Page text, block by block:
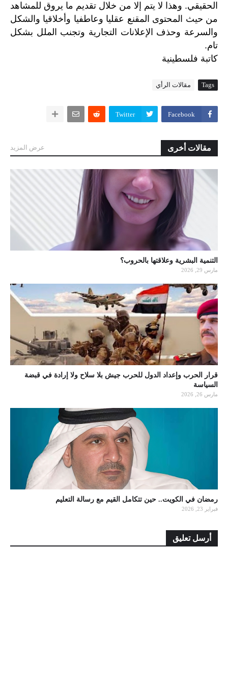
الحقيقي. وهذا لا يتم إلا من خلال تقديم ما يروق للمشاهد
من حيث المحتوى المقنع عقليا وعاطفيا وأخلاقيا والشكل
والسرعة وحذف الإعلانات التجارية وتجنب الملل بشكل
تام.
كاتبة فلسطينية
Tags مقالات الرأي
Facebook
Twitter
مقالات أخرى عرض المزيد
التنمية البشرية وعلاقتها بالحروب؟
مارس 29, 2026
قرار الحرب وإعداد الدول للحرب جيش بلا سلاح ولا إرادة في قبضة
السياسة
مارس 26, 2026
رمضان في الكويت.. حين تتكامل القيم مع رسالة التعليم
فبراير 23, 2026
أرسل تعليق